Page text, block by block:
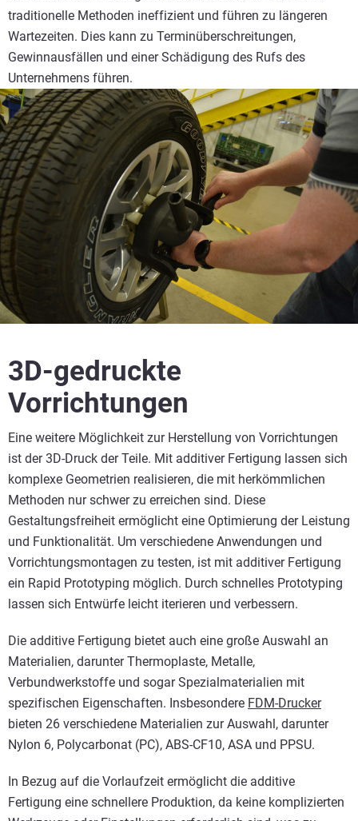
traditionelle Methoden ineffizient und führen zu längeren
Wartezeiten. Dies kann zu Terminüberschreitungen,
Gewinnausfällen und einer Schädigung des Rufs des
Unternehmens führen.
3D-gedruckte
Vorrichtungen
Eine weitere Möglichkeit zur Herstellung von Vorrichtungen
ist der 3D-Druck der Teile. Mit additiver Fertigung lassen sich
komplexe Geometrien realisieren, die mit herkömmlichen
Methoden nur schwer zu erreichen sind. Diese
Gestaltungsfreiheit ermöglicht eine Optimierung der Leistung
und Funktionalität. Um verschiedene Anwendungen und
Vorrichtungsmontagen zu testen, ist mit additiver Fertigung
ein Rapid Prototyping möglich. Durch schnelles Prototyping
lassen sich Entwürfe leicht iterieren und verbessern.
Die additive Fertigung bietet auch eine große Auswahl an
Materialien, darunter Thermoplaste, Metalle,
Verbundwerkstoffe und sogar Spezialmaterialien mit
spezifischen Eigenschaften. Insbesondere FDM-Drucker
bieten 26 verschiedene Materialien zur Auswahl, darunter
Nylon 6, Polycarbonat (PC), ABS-CF10, ASA und PPSU.
In Bezug auf die Vorlaufzeit ermöglicht die additive
Fertigung eine schnellere Produktion, da keine komplizierten